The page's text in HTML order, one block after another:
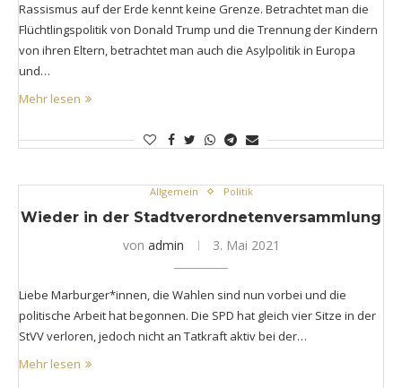
Rassismus auf der Erde kennt keine Grenze. Betrachtet man die
Flüchtlingspolitik von Donald Trump und die Trennung der Kindern
von ihren Eltern, betrachtet man auch die Asylpolitik in Europa
und…
Mehr lesen
Allgemein Politik
Wieder in der Stadtverordnetenversammlung
von admin 3. Mai 2021
Liebe Marburger*innen, die Wahlen sind nun vorbei und die
politische Arbeit hat begonnen. Die SPD hat gleich vier Sitze in der
StVV verloren, jedoch nicht an Tatkraft aktiv bei der…
Mehr lesen